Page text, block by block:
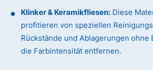
Klinker & Keramikfliesen: Diese
profitieren von speziellen
Rückstände und Ablagerungen ohne
die Farbintensität entfernen.